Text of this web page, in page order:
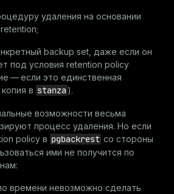
удаления на основании
backup set, даже если он
под условия retention policy
— если это единственная
в stanza).
возможности весьма
процесс удаления. Но если
policy в pgbackrest со стороны
ими не получится по
времени невозможно сделать